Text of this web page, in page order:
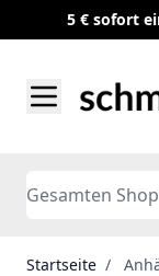
5 € sofort
Search
Startseite /